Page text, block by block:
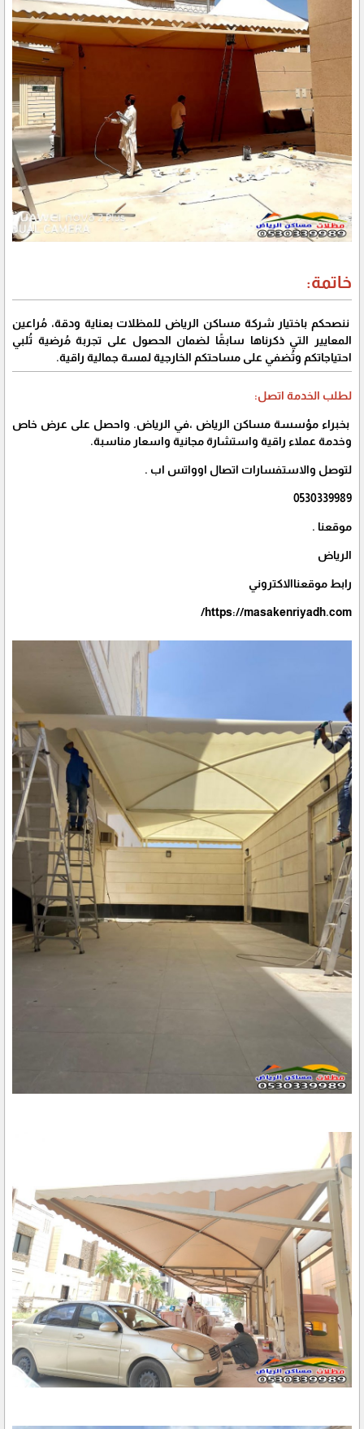
خاتمة:
ننصحكم باختيار شركة مساكن الرياض للمظلات بعناية ودقة، مُراعين
المعايير التي ذكرناها سابقًا لضمان الحصول على تجربة مُرضية تُلبي
احتياجاتكم وتُضفي على مساحتكم الخارجية لمسة جمالية راقية.
لطلب الخدمة اتصل:
بخبراء مؤسسة مساكن الرياض ،في الرياض. واحصل على عرض خاص
وخدمة عملاء راقية واستشارة مجانية واسعار مناسبة.
لتوصل والاستفسارات اتصال اوواتس اب .
0530339989
موقعنا .
الرياض
رابط موقعناالاكتروني
https://masakenriyadh.com/